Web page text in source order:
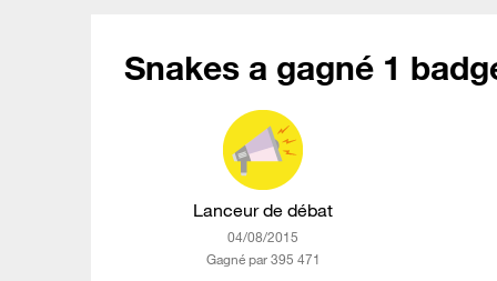
Snakes a gagné 1
Lanceur de débat
‎04/08/2015
Gagné par 395 471